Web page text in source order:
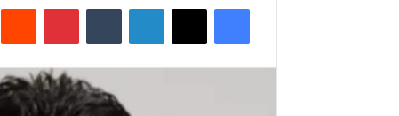
فيسبوك ‫X لينكدإن بينتيريست